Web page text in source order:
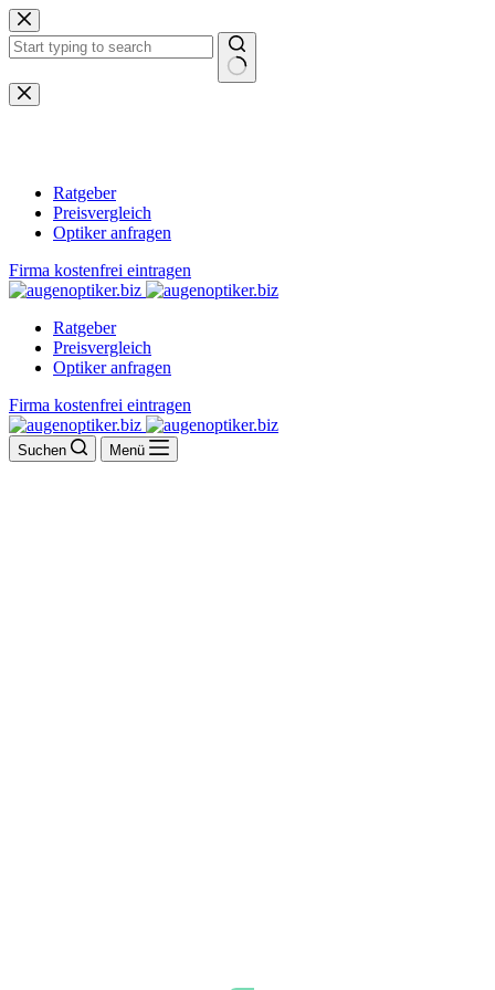
Zum
Inhalt
springen
Keine
Ergebnisse
Ratgeber
Preisvergleich
Optiker anfragen
Firma kostenfrei eintragen
Ratgeber
Preisvergleich
Optiker anfragen
Firma kostenfrei eintragen
Suchen Menü